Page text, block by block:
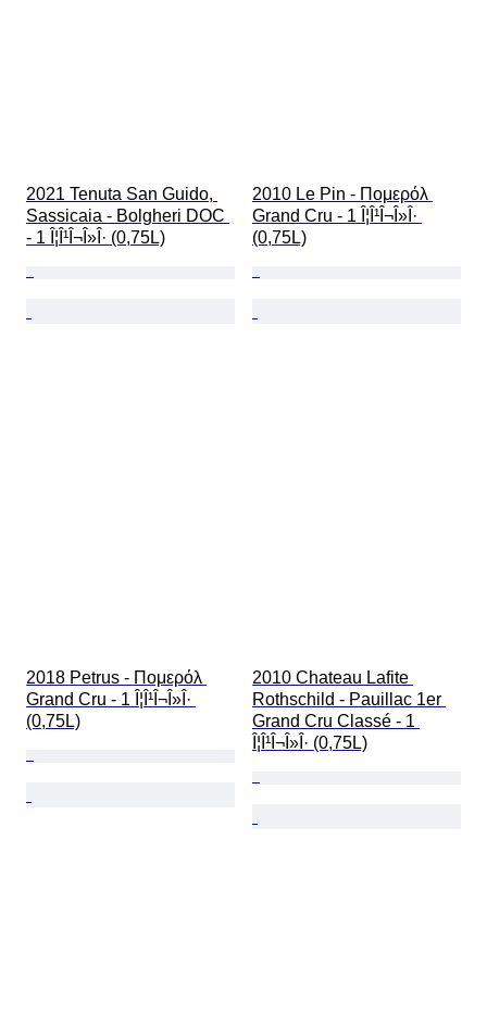
2021 Tenuta San Guido,
Sassicaia - Bolgheri DOC
- 1 Î¦Î¹Î¬Î»Î· (0,75L)
2010 Le Pin - Πομερόλ
Grand Cru - 1 Î¦Î¹Î¬Î»Î·
(0,75L)
2018 Petrus - Πομερόλ
Grand Cru - 1 Î¦Î¹Î¬Î»Î·
(0,75L)
2010 Chateau Lafite
Rothschild - Pauillac 1er
Grand Cru Classé - 1
Î¦Î¹Î¬Î»Î· (0,75L)